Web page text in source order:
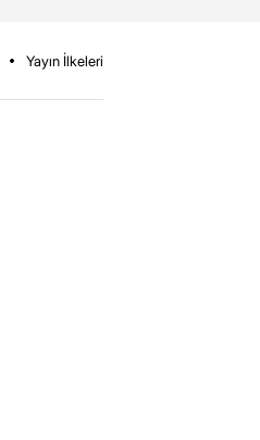
Yayın İlkeleri